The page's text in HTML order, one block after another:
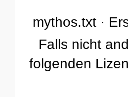
mythos.txt ·
Falls nicht
folgenden